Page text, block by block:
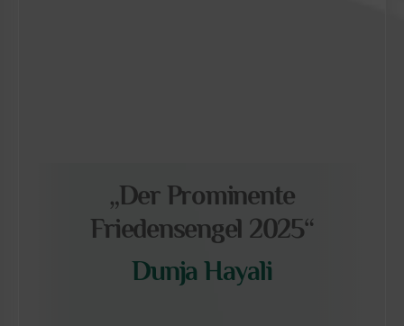
„Der Prominente
Friedensengel 2025“
Dunja Hayali